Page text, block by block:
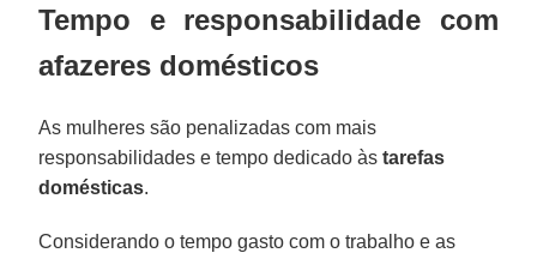
Tempo e responsabilidade com
afazeres domésticos
As mulheres são penalizadas com mais
responsabilidades e tempo dedicado às tarefas
domésticas.
Considerando o tempo gasto com o trabalho e as